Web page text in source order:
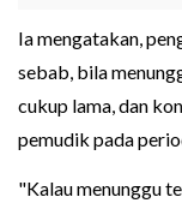
Ia mengatakan,
sebab, bila
cukup lama, dan
pemudik pada
"Kalau menunggu